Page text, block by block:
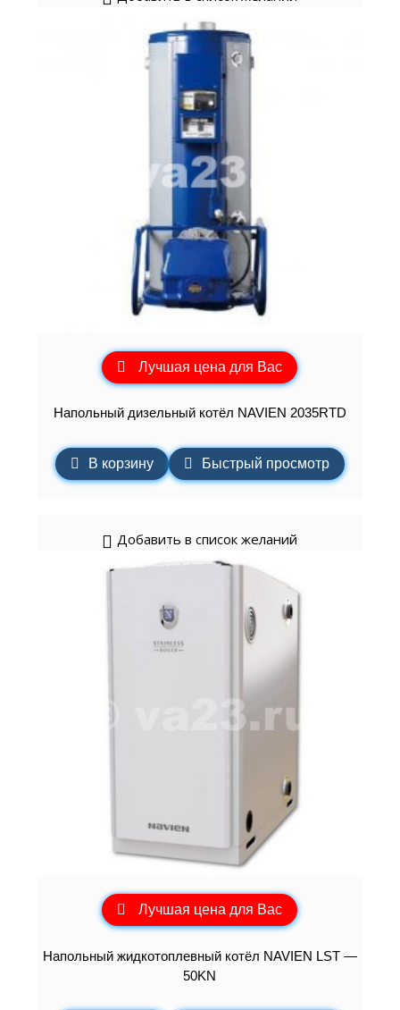
Лучшая цена для Вас
Напольный дизельный котёл NAVIEN 2035RTD
В корзину Быстрый просмотр
Добавить в список желаний
Лучшая цена для Вас
Напольный жидкотоплевный котёл NAVIEN LST —
50KN